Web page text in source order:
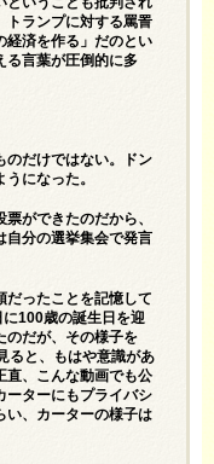
トランプに対する罵詈
経済を作る」だのとい
る言葉が圧倒的に多
のだけではない。ドン
になった。
ができたのだから、
自分の選挙集会で発言
だったことを記憶して
100歳の誕生日を迎
のだが、その様子を
ると、もはや意識があ
直、こんな動画でも公
ーターにもプライバシ
い、カーターの様子は